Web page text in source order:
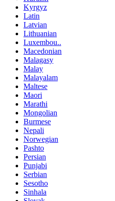
Kyrgyz
Latin
Latvian
Lithuanian
Luxembou..
Macedonian
Malagasy
Malay
Malayalam
Maltese
Maori
Marathi
Mongolian
Burmese
Nepali
Norwegian
Pashto
Persian
Punjabi
Serbian
Sesotho
Sinhala